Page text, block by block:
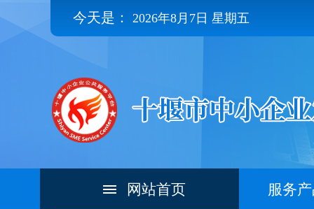
今天是： 2026年8月7日 星期五
网站首页 服务